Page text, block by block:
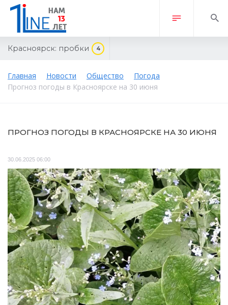
Красноярск: пробки 4
Главная Новости Общество
Погода
Прогноз погоды в Красноярске на 30 июня
ПРОГНОЗ ПОГОДЫ В КРАСНОЯРСКЕ НА 30 ИЮНЯ
30.06.2025 06:00